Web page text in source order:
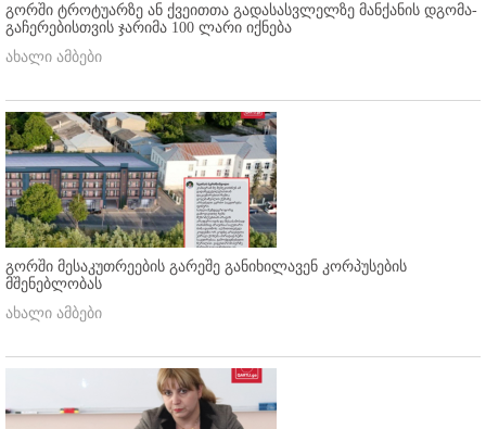
გორში ტროტუარზე ან ქვეითთა გადასასვლელზე მანქანის დგომა-
გაჩერებისთვის ჯარიმა 100 ლარი იქნება
ახალი ამბები
გორში მესაკუთრეების გარეშე განიხილავენ კორპუსების
მშენებლობას
ახალი ამბები